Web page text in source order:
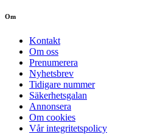
Om
Kontakt
Om oss
Prenumerera
Nyhetsbrev
Tidigare nummer
Säkerhetsgalan
Annonsera
Om cookies
Vår integritetspolicy